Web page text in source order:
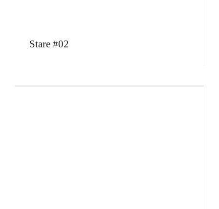
Stare #02